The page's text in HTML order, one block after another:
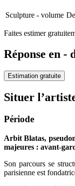
Sculpture - volume
Faites estimer
Réponse en -
Estimation gratuite
Situer
Période
Arbit Blatas,
majeures : avant-
Son parcours se
parisienne est